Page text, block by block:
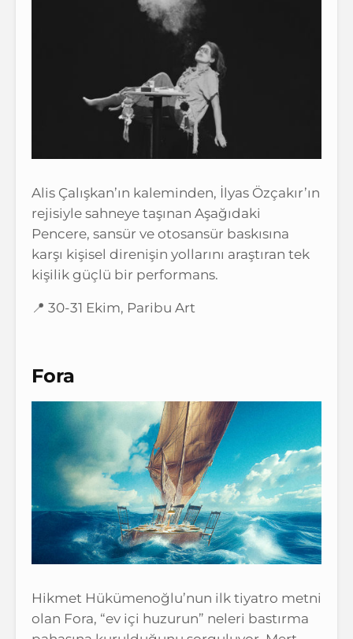
Alis Çalışkan’ın kaleminden, İlyas Özçakır’ın
rejisiyle sahneye taşınan Aşağıdaki
Pencere, sansür ve otosansür baskısına
karşı kişisel direnişin yollarını araştıran tek
kişilik güçlü bir performans.
📍 30-31 Ekim, Paribu Art
Fora
Hikmet Hükümenoğlu’nun ilk tiyatro metni
olan Fora, “ev içi huzurun” neleri bastırma